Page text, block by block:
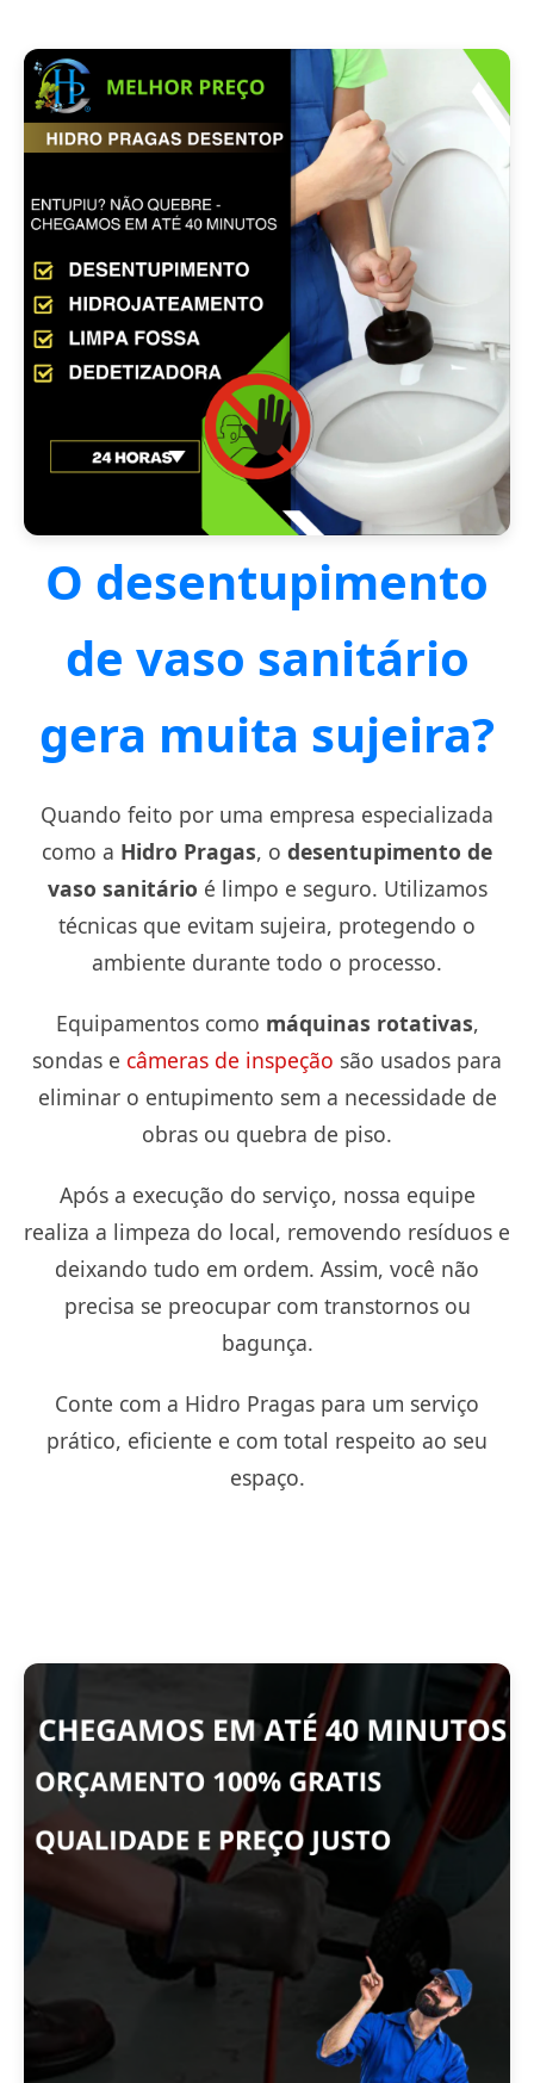
O desentupimento
de vaso sanitário
gera muita sujeira?
Quando feito por uma empresa especializada
como a Hidro Pragas, o desentupimento de
vaso sanitário é limpo e seguro. Utilizamos
técnicas que evitam sujeira, protegendo o
ambiente durante todo o processo.
Equipamentos como máquinas rotativas,
sondas e câmeras de inspeção são usados para
eliminar o entupimento sem a necessidade de
obras ou quebra de piso.
Após a execução do serviço, nossa equipe
realiza a limpeza do local, removendo resíduos e
deixando tudo em ordem. Assim, você não
precisa se preocupar com transtornos ou
bagunça.
Conte com a Hidro Pragas para um serviço
prático, eficiente e com total respeito ao seu
espaço.